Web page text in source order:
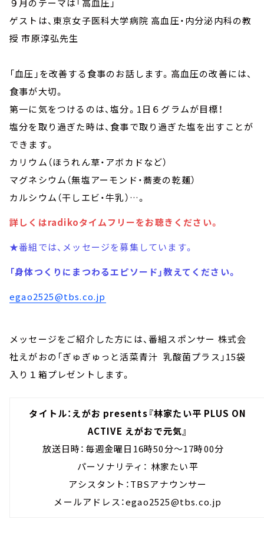
９月のテーマは「高血圧」
ゲストは、東京女子医科大学病院 高血圧・内分泌内科の教
授 市原淳弘先生
「血圧」を改善する食事のお話します。高血圧の改善には、
食事が大切。
第一に気をつけるのは、塩分。1日６グラムが目標！
塩分を取り過ぎた時は、食事で取り過ぎた塩を出すことが
できます。
カリウム（ほうれん草・アボカドなど）
マグネシウム（無塩アーモンド・蕎麦の乾麺）
カルシウム（干しエビ・牛乳）…。
詳しくはradikoタイムフリーをお聴きください。
★番組では、メッセージを募集しています。
「身体つくりにまつわるエピソード」教えてください。
egao2525@tbs.co.jp
メッセージをご紹介した方には、番組スポンサー 株式会
社えがおの「ぎゅぎゅっと活菜青汁 乳酸菌プラス」15袋
入り１箱プレゼントします。
タイトル：えがお presents『林家たい平 PLUS ON
ACTIVE えがおで元気』
放送日時：毎週金曜日16時50分～17時00分
パーソナリティ： 林家たい平
アシスタント：TBSアナウンサー
メールアドレス：egao2525@tbs.co.jp